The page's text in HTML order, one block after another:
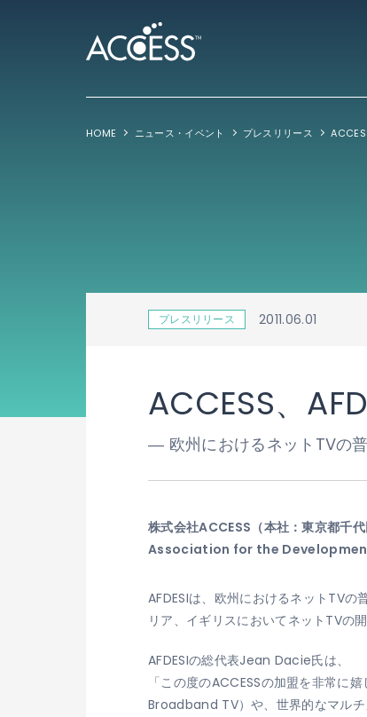
HOME ニュース・イベント プレスリリース
プレスリリース 2011.06.01
ACCESS、
― 欧州におけるネットTVの
株式会社ACCESS（本社：東京都千
Association for the Development
AFDESIは、欧州におけるネットTV
リア、イギリスにおいてネットTVの
AFDESIの総代表Jean Dacie氏は、
「この度のACCESSの加盟を非常
Broadband TV）や、世界的なマル